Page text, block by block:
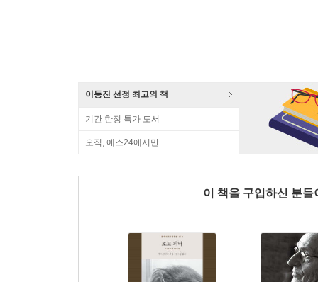
이동진 선정 최고의 책
기간 한정 특가 도서
오직, 예스24에서만
이 책을 구입하신 분